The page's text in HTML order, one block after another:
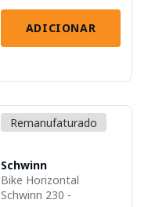
ADICIONAR
Remanufaturado
Schwinn
Bike Horizontal
Schwinn 230 -